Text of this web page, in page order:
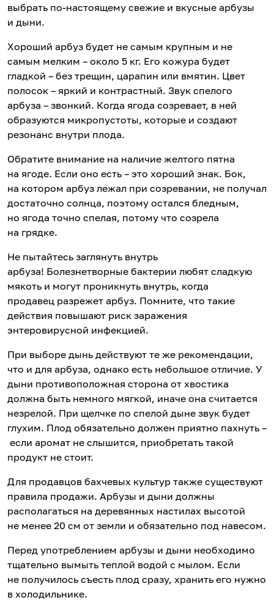
выбрать по-настоящему свежие и вкусные арбузы
и дыни.
Хороший арбуз будет не самым крупным и не
самым мелким – около 5 кг. Его кожура будет
гладкой – без трещин, царапин или вмятин. Цвет
полосок – яркий и контрастный. Звук спелого
арбуза – звонкий. Когда ягода созревает, в ней
образуются микропустоты, которые и создают
резонанс внутри плода.
Обратите внимание на наличие желтого пятна
на ягоде. Если оно есть – это хороший знак. Бок,
на котором арбуз лежал при созревании, не получал
достаточно солнца, поэтому остался бледным,
но ягода точно спелая, потому что созрела
на грядке.
Не пытайтесь заглянуть внутрь
арбуза! Болезнетворные бактерии любят сладкую
мякоть и могут проникнуть внутрь, когда
продавец разрежет арбуз. Помните, что такие
действия повышают риск заражения
энтеровирусной инфекцией.
При выборе дынь действуют те же рекомендации,
что и для арбуза, однако есть небольшое отличие. У
дыни противоположная сторона от хвостика
должна быть немного мягкой, иначе она считается
незрелой. При щелчке по спелой дыне звук будет
глухим. Плод обязательно должен приятно пахнуть –
если аромат не слышится, приобретать такой
продукт не стоит.
Для продавцов бахчевых культур также существуют
правила продажи. Арбузы и дыни должны
располагаться на деревянных настилах высотой
не менее 20 см от земли и обязательно под навесом.
Перед употреблением арбузы и дыни необходимо
тщательно вымыть теплой водой с мылом. Если
не получилось съесть плод сразу, хранить его нужно
в холодильнике.